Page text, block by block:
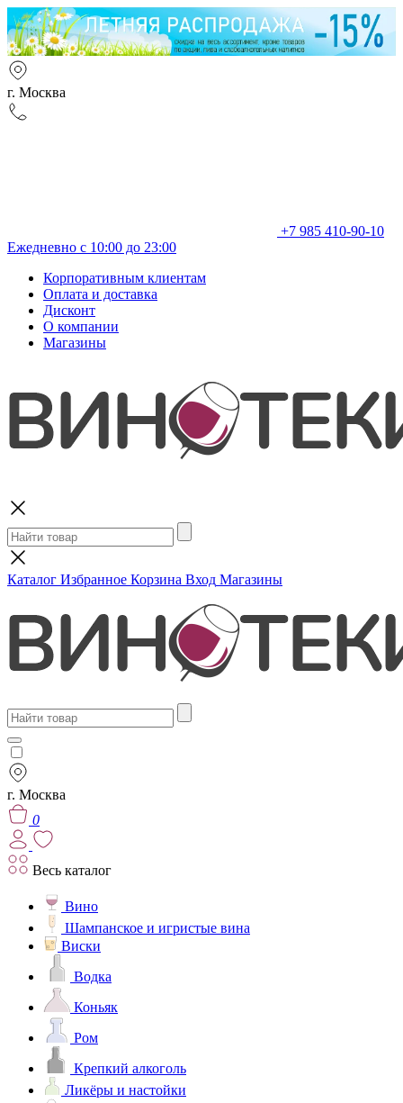
г. Москва
+7 985 410-90-10
Ежедневно с 10:00 до 23:00
Корпоративным клиентам
Оплата и доставка
Дисконт
О компании
Магазины
Каталог Избранное Корзина Вход Магазины
г. Москва
0
Весь каталог
Вино
Шампанское и игристые вина
Виски
Водка
Коньяк
Ром
Крепкий алкоголь
Ликёры и настойки